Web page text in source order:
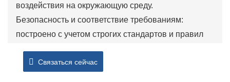
воздействия на окружающую среду.
Безопасность и соответствие требованиям:
построено с учетом строгих стандартов и правил
транспортировку опасных материалов.
Связаться сейчас